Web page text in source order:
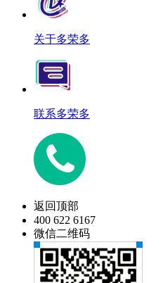
关于多荣多
联系多荣多
返回顶部
400 622 6167
微信二维码